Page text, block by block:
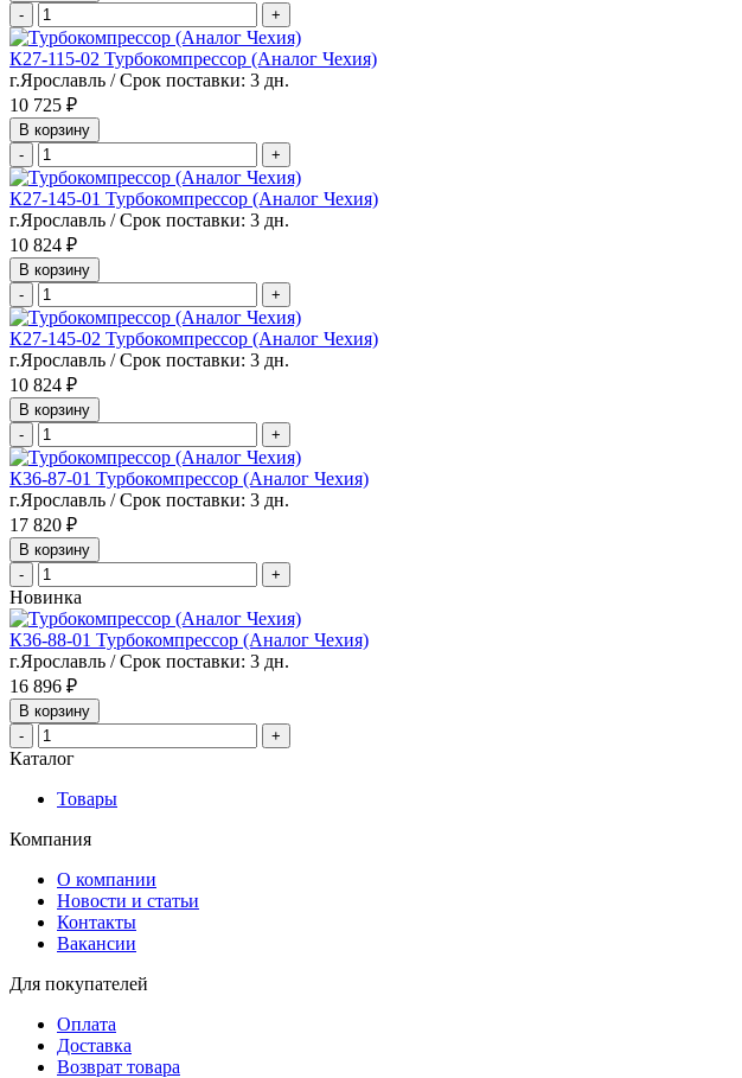
-
+
К27-115-02 Турбокомпрессор (Аналог Чехия)
г.Ярославль / Срок поставки: 3 дн.
10 725 ₽
В корзину
-
+
К27-145-01 Турбокомпрессор (Аналог Чехия)
г.Ярославль / Срок поставки: 3 дн.
10 824 ₽
В корзину
-
+
К27-145-02 Турбокомпрессор (Аналог Чехия)
г.Ярославль / Срок поставки: 3 дн.
10 824 ₽
В корзину
-
+
К36-87-01 Турбокомпрессор (Аналог Чехия)
г.Ярославль / Срок поставки: 3 дн.
17 820 ₽
В корзину
-
+
Новинка
К36-88-01 Турбокомпрессор (Аналог Чехия)
г.Ярославль / Срок поставки: 3 дн.
16 896 ₽
В корзину
-
+
Каталог
Товары
Компания
О компании
Новости и статьи
Контакты
Вакансии
Для покупателей
Оплата
Доставка
Возврат товара